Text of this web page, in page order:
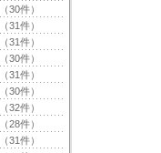
（30件）
（31件）
（31件）
（30件）
（31件）
（30件）
（32件）
（28件）
（31件）